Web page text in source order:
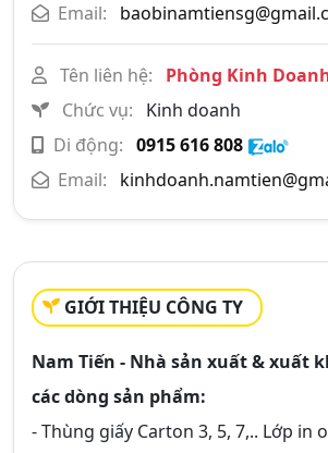
Email:
Tên liên hệ:
Phòng Kinh
Chức vụ:
Kinh doanh
Di động: 0915 616 808
Email:
GIỚI THIỆU CÔNG TY
Nam Tiến - Nhà sản xuất & xuất
các dòng sản phẩm:
- Thùng giấy Carton 3, 5, 7,.. Lớp in